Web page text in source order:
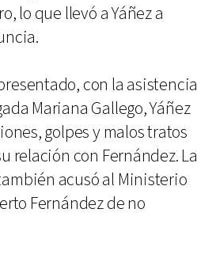
lo que llevó a Yáñez a
con la asistencia
Mariana Gallego, Yáñez
golpes y malos tratos
relación con Fernández. La
acusó al Ministerio
Fernández de no